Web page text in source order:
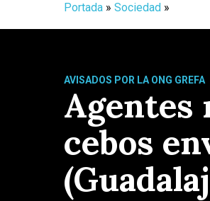
Portada » Sociedad »
AVISADOS POR LA ONG GREFA
Agentes
cebos